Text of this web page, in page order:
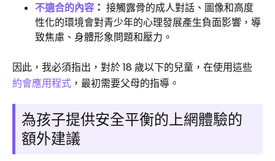
不適合的內容 ： 接觸露骨的成人對話、圖像和高度
性化的環境會對青少年的心理發展產生負面影響，導
致焦慮、身體形象問題和壓力。
因此，我必須指出，對於 18 歲以下的兒童，在使用這些
約會應用程式 ，最初需要父母的指導。
為孩子提供安全平衡的上網體驗的
額外建議